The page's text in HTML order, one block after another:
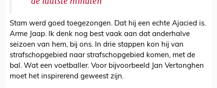
Stam werd goed toegezongen. Dat hij een echte Ajacied is.
Arme Jaap. Ik denk nog best vaak aan dat anderhalve
seizoen van hem, bij ons. In drie stappen kon hij van
strafschopgebied naar strafschopgebied komen, met de
bal. Wat een voetballer. Voor bijvoorbeeld Jan Vertonghen
moet het inspirerend geweest zijn.